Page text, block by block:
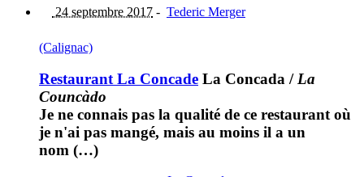
24 septembre 2017 - Tederic Merger
(Calignac)
Restaurant La Concade La Concada / La
Councàdo
Je ne connais pas la qualité de ce restaurant où
je n'ai pas mangé, mais au moins il a un
nom (…)